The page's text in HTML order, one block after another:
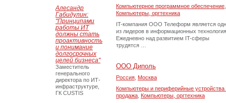
Компьютерное программное обеспечение
Компьютеры, оргтехника
IT-компания ООО Телеформ является
из лидеров в информационных
Ежедневно над развитием IT-сферы
трудятся …
ООО Диполь
Россия Москва
Компьютеры и периферийные устройства
продажа Компьютеры, оргтехника
Алесандр
Габидулин:
"Принципами
работы ИТ
должны стать
проактивность
и понимание
долгосрочных
целей бизнеса"
Заместитель
генерального
директора по ИТ-
инфраструктуре,
ГК CUSTIS